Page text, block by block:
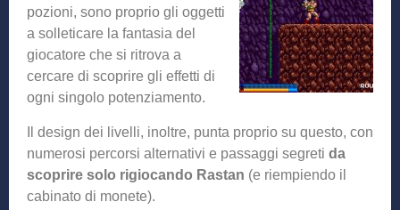
pozioni, sono proprio gli oggetti
a solleticare la fantasia del
giocatore che si ritrova a
cercare di scoprire gli effetti di
ogni singolo potenziamento.
Il design dei livelli, inoltre, punta proprio su questo, con
numerosi percorsi alternativi e passaggi segreti da
scoprire solo rigiocando Rastan (e riempiendo il
cabinato di monete).